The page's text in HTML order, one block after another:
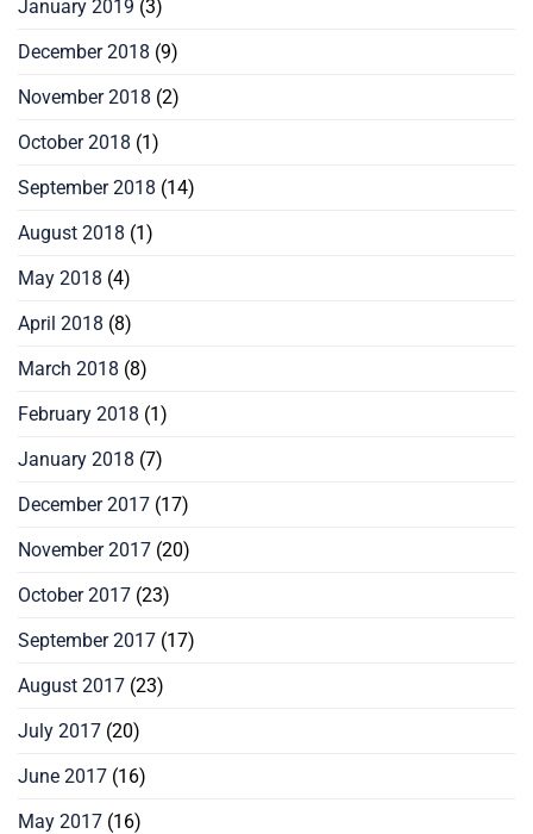
January 2019 (3)
December 2018 (9)
November 2018 (2)
October 2018 (1)
September 2018 (14)
August 2018 (1)
May 2018 (4)
April 2018 (8)
March 2018 (8)
February 2018 (1)
January 2018 (7)
December 2017 (17)
November 2017 (20)
October 2017 (23)
September 2017 (17)
August 2017 (23)
July 2017 (20)
June 2017 (16)
May 2017 (16)